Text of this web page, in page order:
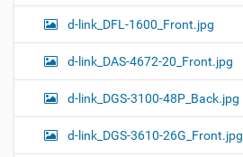
d-link_DFL-1600_Front.jpg
d-link_DAS-4672-20_Front.jpg
d-link_DGS-3100-48P_Back.jpg
d-link_DGS-3610-26G_Front.jpg